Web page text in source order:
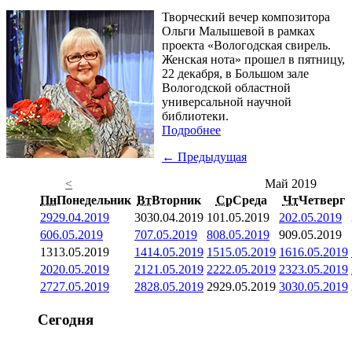
Творческий вечер композитора
Ольги Малышевой в рамках
проекта «Вологодская свирель.
Женская нота» прошел в пятницу,
22 декабря, в Большом зале
Вологодской областной
универсальной научной
библиотеки.
Подробнее
← Предыдущая
<
Май 2019
ПнПонедельник ВтВторник СрСреда ЧтЧетверг
2929.04.2019 3030.04.2019 101.05.2019 202.05.2019
606.05.2019 707.05.2019 808.05.2019 909.05.2019
1313.05.2019 1414.05.2019 1515.05.2019 1616.05.2019
2020.05.2019 21 21.05.2019 2222.05.2019 2323.05.2019
2727.05.2019 2828.05.2019 2929.05.2019 3030.05.2019
Сегодня